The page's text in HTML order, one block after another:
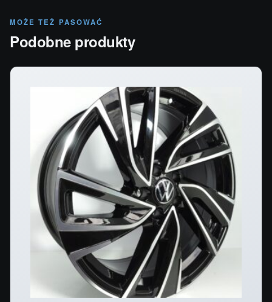
MOŻE TEŻ PASOWAĆ
Podobne produkty